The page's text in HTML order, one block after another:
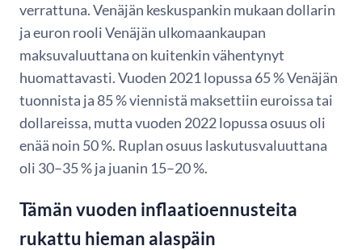
verrattuna. Venäjän keskuspankin mukaan dollarin
ja euron rooli Venäjän ulkomaankaupan
maksuvaluuttana on kuitenkin vähentynyt
huomattavasti. Vuoden 2021 lopussa 65 % Venäjän
tuonnista ja 85 % viennistä maksettiin euroissa tai
dollareissa, mutta vuoden 2022 lopussa osuus oli
enää noin 50 %. Ruplan osuus laskutusvaluuttana
oli 30–35 % ja juanin 15–20 %.
Tämän vuoden inflaatioennusteita
rukattu hieman alaspäin